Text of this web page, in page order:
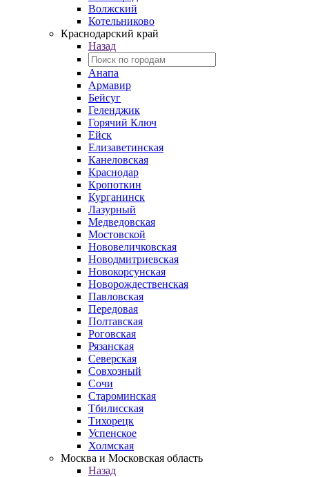
Волжский
Котельниково
Краснодарский край
Назад
Анапа
Армавир
Бейсуг
Геленджик
Горячий Ключ
Ейск
Елизаветинская
Канеловская
Краснодар
Кропоткин
Курганинск
Лазурный
Медведовская
Мостовской
Нововеличковская
Новодмитриевская
Новокорсунская
Новорождественская
Павловская
Передовая
Полтавская
Роговская
Рязанская
Северская
Совхозный
Сочи
Староминская
Тбилисская
Тихорецк
Успенское
Холмская
Москва и Московская область
Назад